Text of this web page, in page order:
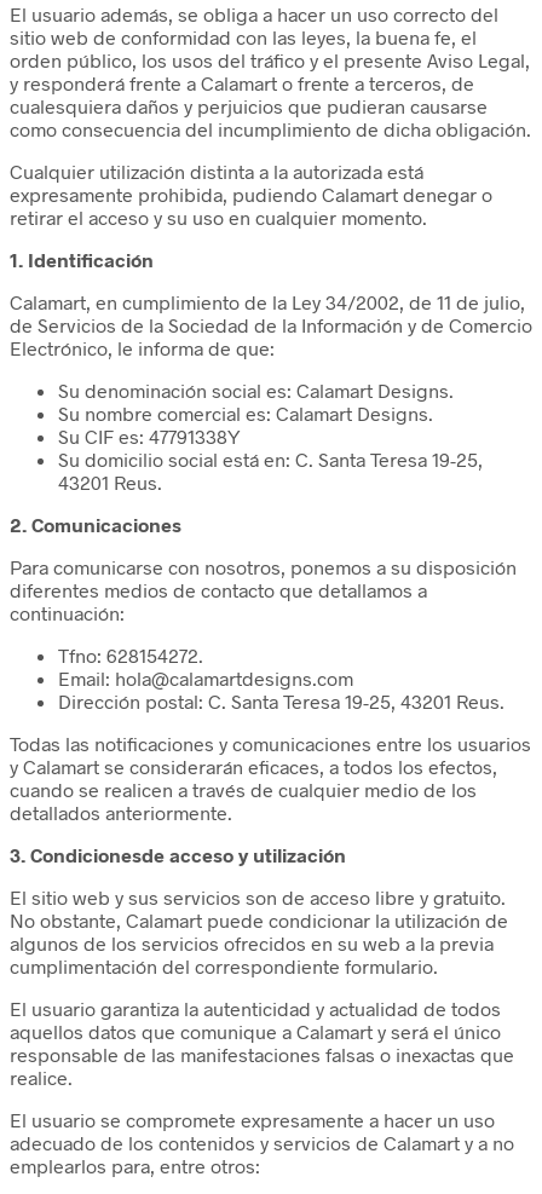
El usuario además, se obliga a hacer un uso correcto del
sitio web de conformidad con las leyes, la buena fe, el
orden público, los usos del tráfico y el presente Aviso Legal,
y responderá frente a Calamart o frente a terceros, de
cualesquiera daños y perjuicios que pudieran causarse
como consecuencia del incumplimiento de dicha obligación.
Cualquier utilización distinta a la autorizada está
expresamente prohibida, pudiendo Calamart denegar o
retirar el acceso y su uso en cualquier momento.
1. Identificación
Calamart, en cumplimiento de la Ley 34/2002, de 11 de julio,
de Servicios de la Sociedad de la Información y de Comercio
Electrónico, le informa de que:
Su denominación social es: Calamart Designs.
Su nombre comercial es: Calamart Designs.
Su CIF es: 47791338Y
Su domicilio social está en: C. Santa Teresa 19-25,
43201 Reus.
2. Comunicaciones
Para comunicarse con nosotros, ponemos a su disposición
diferentes medios de contacto que detallamos a
continuación:
Tfno: 628154272.
Email: hola@calamartdesigns.com
Dirección postal: C. Santa Teresa 19-25, 43201 Reus.
Todas las notificaciones y comunicaciones entre los usuarios
y Calamart se considerarán eficaces, a todos los efectos,
cuando se realicen a través de cualquier medio de los
detallados anteriormente.
3. Condicionesde acceso y utilización
El sitio web y sus servicios son de acceso libre y gratuito.
No obstante, Calamart puede condicionar la utilización de
algunos de los servicios ofrecidos en su web a la previa
cumplimentación del correspondiente formulario.
El usuario garantiza la autenticidad y actualidad de todos
aquellos datos que comunique a Calamart y será el único
responsable de las manifestaciones falsas o inexactas que
realice.
El usuario se compromete expresamente a hacer un uso
adecuado de los contenidos y servicios de Calamart y a no
emplearlos para, entre otros: